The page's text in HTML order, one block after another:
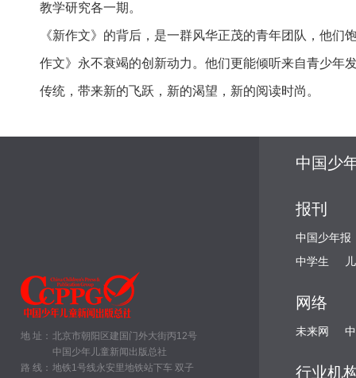
教学研究各一期。
《新作文》的背后，是一群风华正茂的青年团队，他
作文》永不衰竭的创新动力。他们更能倾听来自青少年
传统，带来新的飞跃，新的渴望，新的阅读时尚。
地 址： 北京市朝阳区建国门外大街丙12号
中国少年儿童新闻出版总社
路 线： 地铁1号线永安里地铁站下车 双子
中国少
报刊
中国少年报
中学生
网络
未来网
行业机